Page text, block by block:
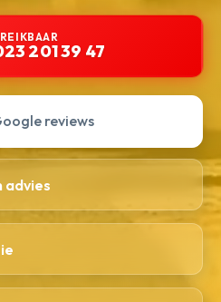
201 39 47
reviews